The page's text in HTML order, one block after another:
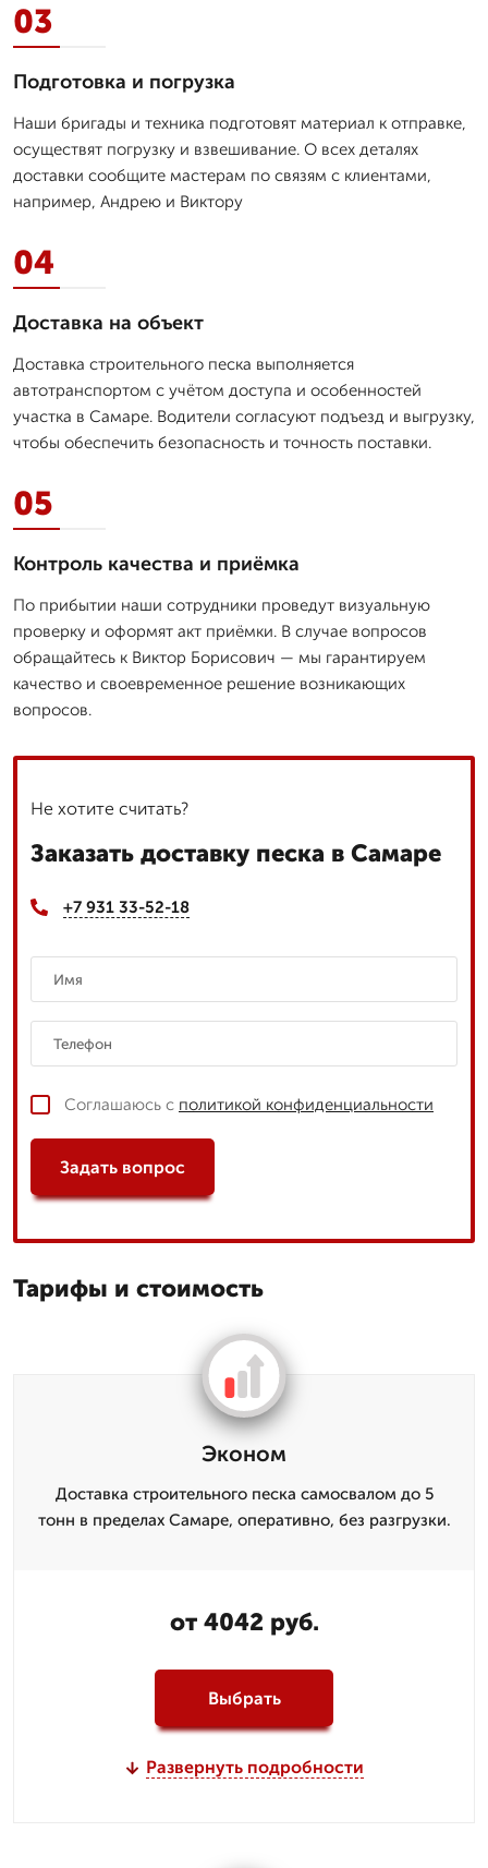
03
Подготовка и погрузка
Наши бригады и техника подготовят материал к отправке,
осуществят погрузку и взвешивание. О всех деталях
доставки сообщите мастерам по связям с клиентами,
например, Андрею и Виктору
04
Доставка на объект
Доставка строительного песка выполняется
автотранспортом с учётом доступа и особенностей
участка в Самаре. Водители согласуют подъезд и выгрузку,
чтобы обеспечить безопасность и точность поставки.
05
Контроль качества и приёмка
По прибытии наши сотрудники проведут визуальную
проверку и оформят акт приёмки. В случае вопросов
обращайтесь к Виктор Борисович — мы гарантируем
качество и своевременное решение возникающих
вопросов.
Не хотите считать?
Заказать доставку песка в Самаре
+7 931 33-52-18
Соглашаюсь с политикой конфиденциальности
Задать вопрос
Тарифы и стоимость
Эконом
Доставка строительного песка самосвалом до 5
тонн в пределах Самаре, оперативно, без разгрузки.
от 4042 руб.
Выбрать
Развернуть подробности